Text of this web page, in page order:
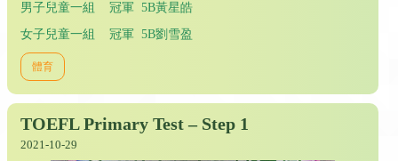
男子兒童一組 冠軍 5B黃星皓
女子兒童一組 冠軍 5B劉雪盈
體育
TOEFL Primary Test – Step 1
2021-10-29